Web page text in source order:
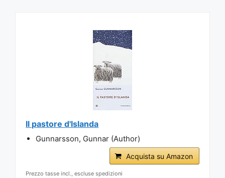
Il pastore d'Islanda
Gunnarsson, Gunnar (Author)
Acquista su Amazon
Prezzo tasse incl., escluse spedizioni